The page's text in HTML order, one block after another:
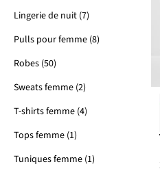
Lingerie de nuit (7)
Pulls pour femme (8)
Robes (50)
Sweats femme (2)
T-shirts femme (4)
Tops femme (1)
Tuniques femme (1)